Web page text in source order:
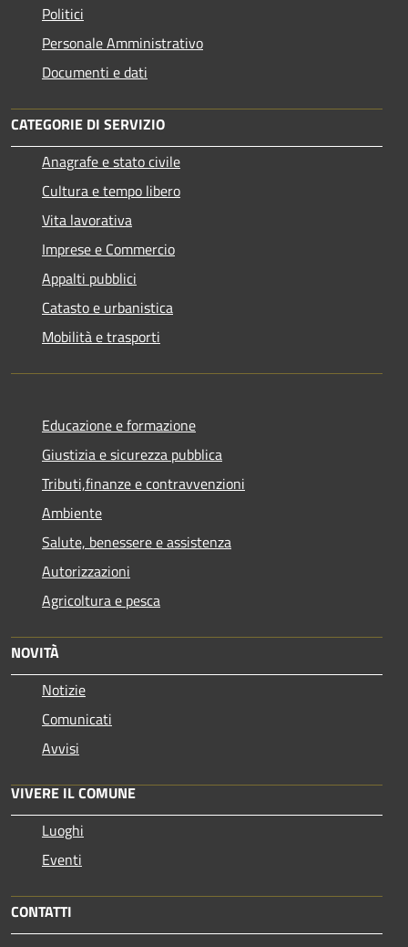
Politici
Personale Amministrativo
Documenti e dati
CATEGORIE DI SERVIZIO
Anagrafe e stato civile
Cultura e tempo libero
Vita lavorativa
Imprese e Commercio
Appalti pubblici
Catasto e urbanistica
Mobilità e trasporti
Educazione e formazione
Giustizia e sicurezza pubblica
Tributi,finanze e contravvenzioni
Ambiente
Salute, benessere e assistenza
Autorizzazioni
Agricoltura e pesca
NOVITÀ
Notizie
Comunicati
Avvisi
VIVERE IL COMUNE
Luoghi
Eventi
CONTATTI